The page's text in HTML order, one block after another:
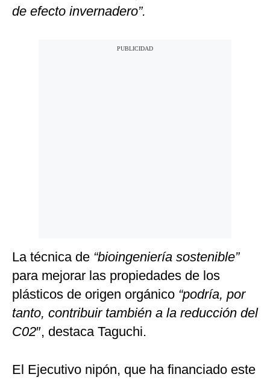
de efecto invernadero”.
La técnica de “bioingeniería sostenible”
para mejorar las propiedades de los
plásticos de origen orgánico “podría, por
tanto, contribuir también a la reducción del
C02″, destaca Taguchi.
El Ejecutivo nipón, que ha financiado este